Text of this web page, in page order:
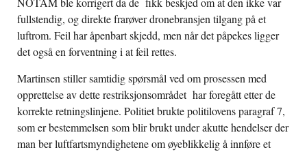
fullstendig, og direkte frarøver dronebransjen tilgang på et
luftrom. Feil har åpenbart skjedd, men når det påpekes ligger
det også en forventning i at feil rettes.
Martinsen stiller samtidig spørsmål ved om prosessen med
opprettelse av dette restriksjonsområdet har foregått etter de
korrekte retningslinjene. Politiet brukte politilovens paragraf 7,
som er bestemmelsen som blir brukt under akutte hendelser der
man ber luftfartsmyndighetene om øyeblikkelig å innføre et